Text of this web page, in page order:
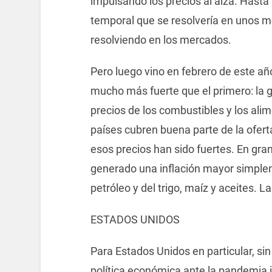
temporal que se resolvería en unos
resolviendo en los mercados.
Pero luego vino en febrero de este
mucho más fuerte que el primero: la
precios de los combustibles y los
países cubren buena parte de la
esos precios han sido fuertes. En
generado una inflación mayor
petróleo y del trigo, maíz y aceites.
ESTADOS UNIDOS
Para Estados Unidos en particular,